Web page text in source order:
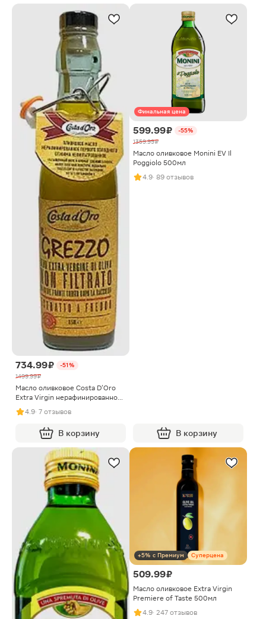
734.99 ₽
-51%
1499.99 ₽
Масло оливковое Costa D'Oro
Extra Virgin нерафинированное
500мл
4.9· 7 отзывов
В корзину
Финальная цена
599.99 ₽
-55%
1359.99 ₽
Масло оливковое Monini EV Il
Poggiolo 500мл
4.9· 89 отзывов
В корзину
+5% с Премиум Суперцена
509.99 ₽
Масло оливковое Extra Virgin
Premiere of Taste 500мл
4.9· 247 отзывов